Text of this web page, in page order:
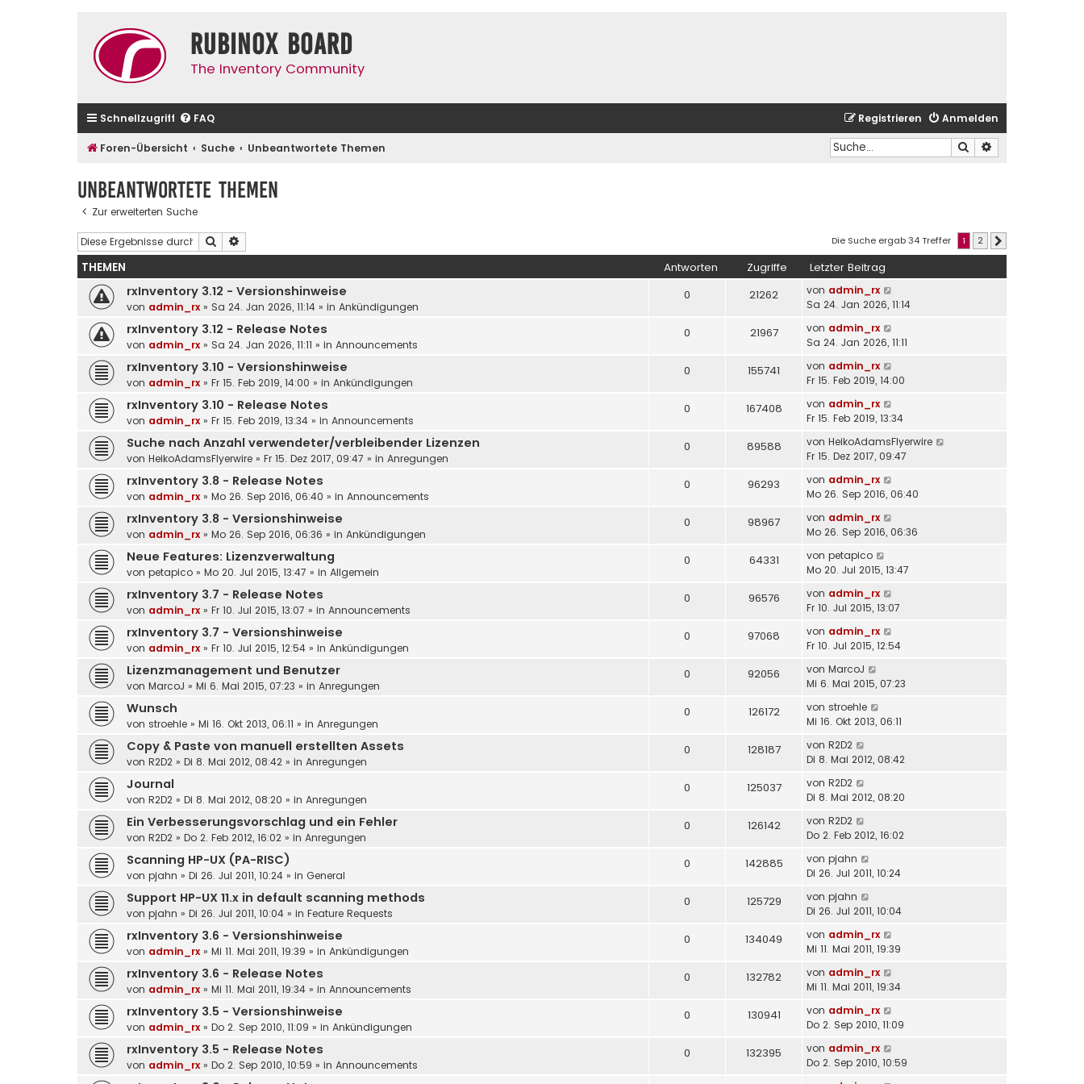
Rubinox Board
The Inventory Community
Schnellzugriff FAQ Anmelden
Registrieren
Foren-Übersicht Suche Unbeantwortete Themen Suche
Unbeantwortete Themen
Zur erweiterten Suche
Suche Die Suche ergab 34 Treffer 1 2
THEMEN Antworten Zugriffe Letzter Beitrag
rxInventory 3.12 - Versionshinweise
von admin_rx » Sa 24. Jan 2026, 11:14 » in Ankündigungen
0 21262 von admin_rx
Sa 24. Jan 2026, 11:14
rxInventory 3.12 - Release Notes
von admin_rx » Sa 24. Jan 2026, 11:11 » in Announcements
0 21967 von admin_rx
Sa 24. Jan 2026, 11:11
rxInventory 3.10 - Versionshinweise
von admin_rx » Fr 15. Feb 2019, 14:00 » in Ankündigungen
0 155741 von admin_rx
Fr 15. Feb 2019, 14:00
rxInventory 3.10 - Release Notes
von admin_rx » Fr 15. Feb 2019, 13:34 » in Announcements
0 167408 von admin_rx
Fr 15. Feb 2019, 13:34
Suche nach Anzahl verwendeter/verbleibender Lizenzen
von HeikoAdamsFlyerwire » Fr 15. Dez 2017, 09:47 » in Anregungen
0 89588 von HeikoAdamsFlyerwire
Fr 15. Dez 2017, 09:47
rxInventory 3.8 - Release Notes
von admin_rx » Mo 26. Sep 2016, 06:40 » in Announcements
0 96293 von admin_rx
Mo 26. Sep 2016, 06:40
rxInventory 3.8 - Versionshinweise
von admin_rx » Mo 26. Sep 2016, 06:36 » in Ankündigungen
0 98967 von admin_rx
Mo 26. Sep 2016, 06:36
Neue Features: Lizenzverwaltung
von petapico » Mo 20. Jul 2015, 13:47 » in Allgemein
0 64331 von petapico
Mo 20. Jul 2015, 13:47
rxInventory 3.7 - Release Notes
von admin_rx » Fr 10. Jul 2015, 13:07 » in Announcements
0 96576 von admin_rx
Fr 10. Jul 2015, 13:07
rxInventory 3.7 - Versionshinweise
von admin_rx » Fr 10. Jul 2015, 12:54 » in Ankündigungen
0 97068 von admin_rx
Fr 10. Jul 2015, 12:54
Lizenzmanagement und Benutzer
von MarcoJ » Mi 6. Mai 2015, 07:23 » in Anregungen
0 92056 von MarcoJ
Mi 6. Mai 2015, 07:23
Wunsch
von stroehle » Mi 16. Okt 2013, 06:11 » in Anregungen
0 126172 von stroehle
Mi 16. Okt 2013, 06:11
Copy & Paste von manuell erstellten Assets
von R2D2 » Di 8. Mai 2012, 08:42 » in Anregungen
0 128187 von R2D2
Di 8. Mai 2012, 08:42
Journal
von R2D2 » Di 8. Mai 2012, 08:20 » in Anregungen
0 125037 von R2D2
Di 8. Mai 2012, 08:20
Ein Verbesserungsvorschlag und ein Fehler
von R2D2 » Do 2. Feb 2012, 16:02 » in Anregungen
0 126142 von R2D2
Do 2. Feb 2012, 16:02
Scanning HP-UX (PA-RISC)
von pjahn » Di 26. Jul 2011, 10:24 » in General
0 142885 von pjahn
Di 26. Jul 2011, 10:24
Support HP-UX 11.x in default scanning methods
von pjahn » Di 26. Jul 2011, 10:04 » in Feature Requests
0 125729 von pjahn
Di 26. Jul 2011, 10:04
rxInventory 3.6 - Versionshinweise
von admin_rx » Mi 11. Mai 2011, 19:39 » in Ankündigungen
0 134049 von admin_rx
Mi 11. Mai 2011, 19:39
rxInventory 3.6 - Release Notes
von admin_rx » Mi 11. Mai 2011, 19:34 » in Announcements
0 132782 von admin_rx
Mi 11. Mai 2011, 19:34
rxInventory 3.5 - Versionshinweise
von admin_rx » Do 2. Sep 2010, 11:09 » in Ankündigungen
0 130941 von admin_rx
Do 2. Sep 2010, 11:09
rxInventory 3.5 - Release Notes
von admin_rx » Do 2. Sep 2010, 10:59 » in Announcements
0 132395 von admin_rx
Do 2. Sep 2010, 10:59